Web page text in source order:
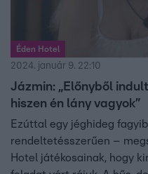
Éden Hotel
2024. január 9. 22:10
Jázmin: „Előnyből
hiszen én lány vagyok”
Ezúttal egy jéghideg
rendeltetésszerűen –
Hotel játékosainak, hogy